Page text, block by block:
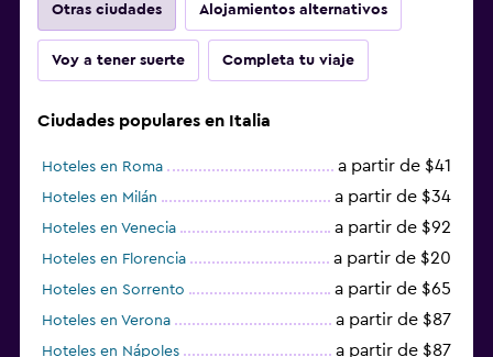
Otras ciudades Alojamientos alternativos
Voy a tener suerte Completa tu viaje
Ciudades populares en Italia
Hoteles en Roma a partir de $41
Hoteles en Milán a partir de $34
Hoteles en Venecia a partir de $92
Hoteles en Florencia a partir de $20
Hoteles en Sorrento a partir de $65
Hoteles en Verona a partir de $87
Hoteles en Nápoles a partir de $87